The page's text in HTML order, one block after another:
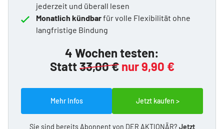
jederzeit und überall lesen
Monatlich kündbarfür volle Flexibilität ohne
langfristige Bindung
4 Wochen testen:
Statt33,00 € nur 9,90 €
Mehr Infos Jetzt kaufen >
Sie sind bereits Abonnent von DER AKTIONÄR? Jetzt